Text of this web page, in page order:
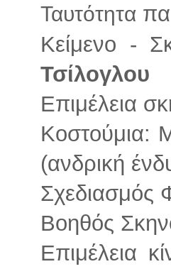
Ταυτότητα
Κείμενο -
Τσίλογλου
Επιμέλεια
Κοστούμια:
(ανδρική
Σχεδιασμός
Βοηθός
Επιμέλεια